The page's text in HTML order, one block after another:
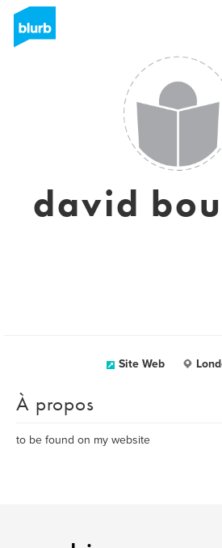
david
Site Web
À propos
to be found on my website